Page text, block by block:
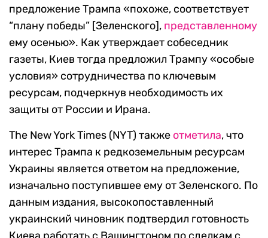
предложение Трампа «похоже, соответствует
“плану победы” [Зеленского], представленному
ему осенью». Как утверждает собеседник
газеты, Киев тогда предложил Трампу «особые
условия» сотрудничества по ключевым
ресурсам, подчеркнув необходимость их
защиты от России и Ирана.
The New York Times (NYT) также отметила, что
интерес Трампа к редкоземельным ресурсам
Украины является ответом на предложение,
изначально поступившее ему от Зеленского. По
данным издания, высокопоставленный
украинский чиновник подтвердил готовность